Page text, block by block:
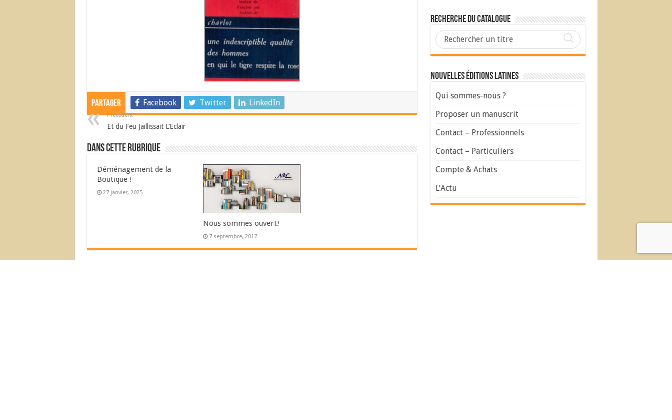
Partager Facebook Twitter LinkedIn
Précédent
Et du Feu Jaillissait L’Eclair
Dans cette Rubrique
Déménagement de la
Boutique !
27 janvier, 2025
Nous sommes ouvert!
7 septembre, 2017
Recherche du Catalogue
Nouvelles Éditions Latines
Qui sommes-nous ?
Proposer un manuscrit
Contact – Professionnels
Contact – Particuliers
Compte & Achats
L’Actu